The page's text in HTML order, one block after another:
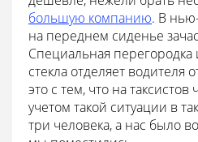
большую компанию. В
на переднем сиденье
Специальная
стекла отделяет водителя
это с тем, что на
учетом такой ситуации в
три человека, а нас было